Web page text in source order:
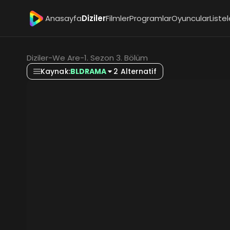
AnasayfaDizilerFilmlerProgramlarOyuncular
Diziler-We Are-1. Sezon 3. Bölüm
Kaynak:BLDRAMA 2 Alternatif